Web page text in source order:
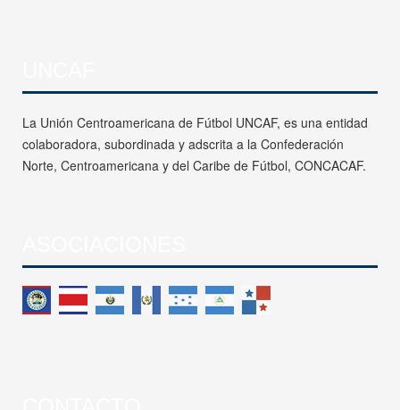
La Unión Centroamericana de Fútbol UNCAF, es una entidad
colaboradora, subordinada y adscrita a la Confederación
Norte, Centroamericana y del Caribe de Fútbol, CONCACAF.